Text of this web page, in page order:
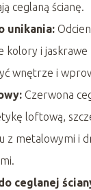
ceglaną ścianę.
unikania:
kolory i
wnętrze i
Czerwona
loftową,
z metalowymi i
ceglanej